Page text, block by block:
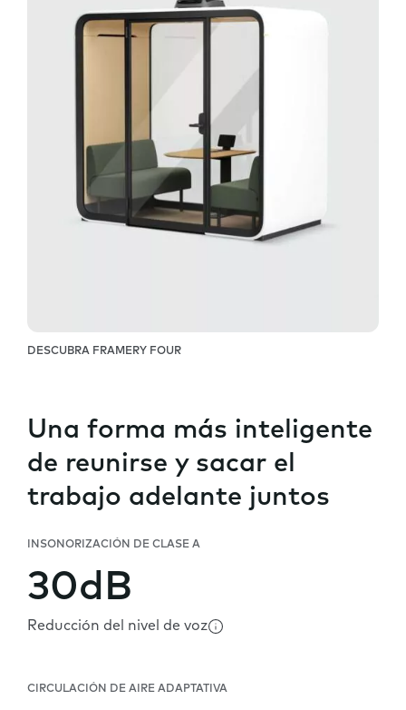
DESCUBRA FRAMERY FOUR
Una forma más inteligente
de reunirse y sacar el
trabajo adelante juntos
INSONORIZACIÓN DE CLASE A
30dB
Reducción del nivel de voz
CIRCULACIÓN DE AIRE ADAPTATIVA